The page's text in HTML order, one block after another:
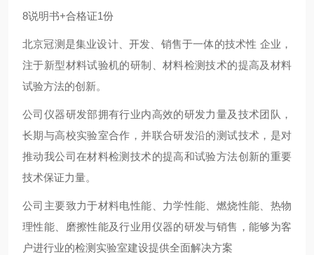
8说明书+合格证1份
北京冠测是集业设计、开发、销售于一体的技术性 企业，
注于新型材料试验机的研制、材料检测技术的提高及材料
试验方法的创新。
公司仪器研发部拥有行业内高效的研发力量及技术团队，
长期与高校实验室合作，并联合研发沿的测试技术，是对
推动我公司在材料检测技术的提高和试验方法创新的重要
技术保证力量。
公司主要致力于材料电性能、力学性能、燃烧性能、热物
理性能、磨擦性能及行业用仪器的研发与销售，能够为客
户进行业的检测实验室建设提供全面解决方案